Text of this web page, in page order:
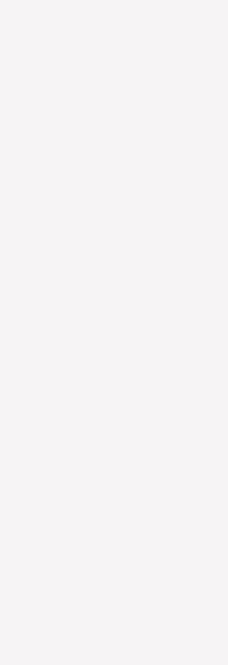
Quelles
porter des